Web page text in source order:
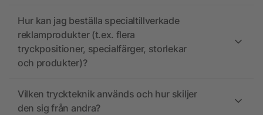
Hur kan jag beställa specialtillverkade
reklamprodukter (t.ex. flera
tryckpositioner, specialfärger, storlekar
och produkter)?
Vilken tryckteknik används och hur skiljer
den sig från andra?